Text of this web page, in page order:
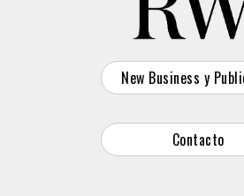
New Business y
Contacto